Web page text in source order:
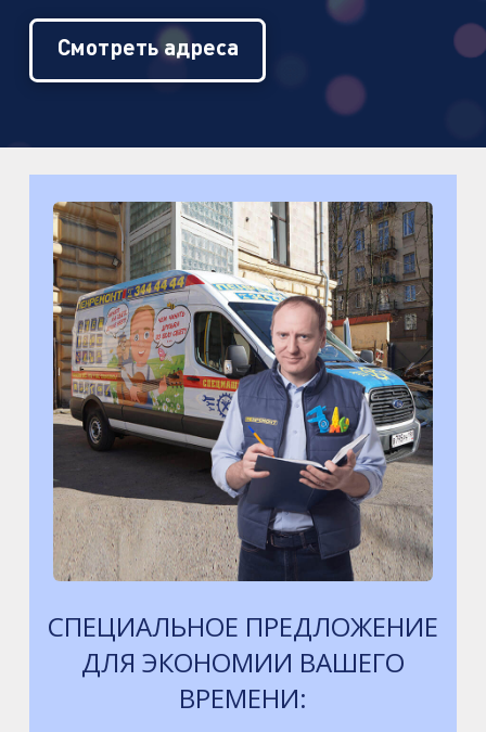
Смотреть адреса
СПЕЦИАЛЬНОЕ ПРЕДЛОЖЕНИЕ
ДЛЯ ЭКОНОМИИ ВАШЕГО
ВРЕМЕНИ: